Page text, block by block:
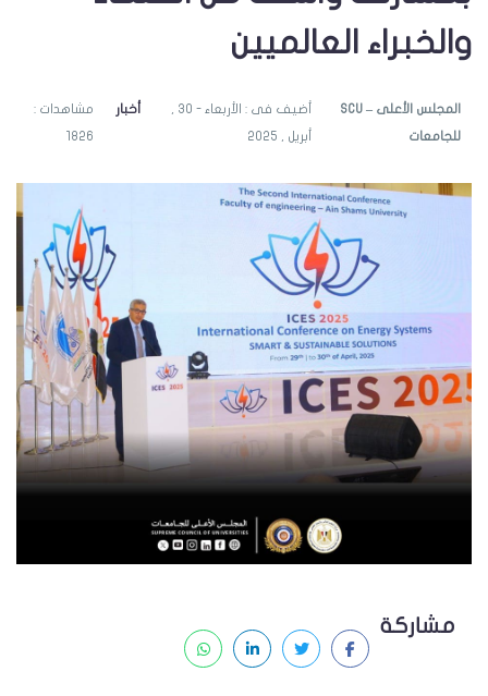
والخبراء العالميين
SCU – المجلس الأعلى
للجامعات أبريل , 2025
أخبار مشاهدات :
1826
مشاركة